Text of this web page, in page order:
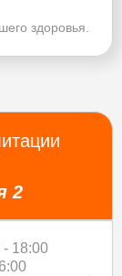
здоровья.
2
18:00